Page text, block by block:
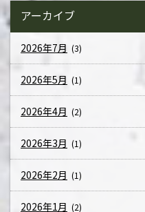
アーカイブ
2026年7月 (3)
2026年5月 (1)
2026年4月 (2)
2026年3月 (1)
2026年2月 (1)
2026年1月 (2)